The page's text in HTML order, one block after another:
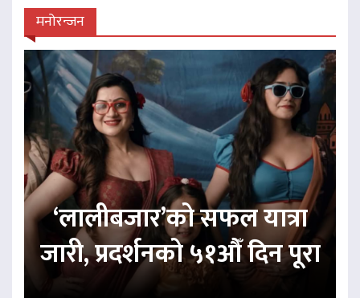
मनोरन्जन
‘लालीबजार’को सफल यात्रा
जारी, प्रदर्शनको ५१औँ दिन पूरा